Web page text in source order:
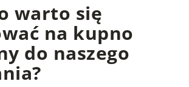
warto się
na kupno
do naszego